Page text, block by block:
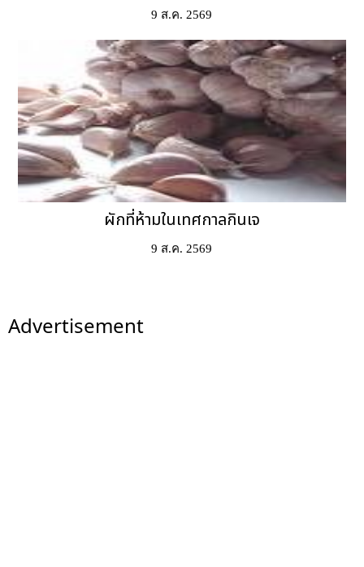
9 ส.ค. 2569
ผักที่ห้ามในเทศกาลกินเจ
9 ส.ค. 2569
Advertisement